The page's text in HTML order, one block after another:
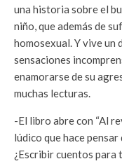
una historia sobre el
niño, que además de
homosexual. Y vive un
sensaciones
enamorarse de su
muchas lecturas.
-El libro abre con “Al
lúdico que hace
¿Escribir cuentos para